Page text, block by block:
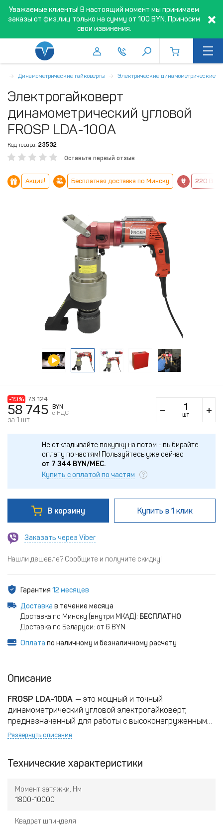
Уважаемые клиенты! В настоящий момент мы принимаем
заказы от физ.лиц только на сумму от 100 BYN. Приносим
свои извинения.
Динамометрические гайковерты Электрические динамометрические
Электрогайковерт
динамометрический угловой
FROSP LDA-100A
Код товара: 23532
Оставьте первый отзыв
Акция! Бесплатная доставка по Минску 220 В
-19% 73 124
58 745
BYN
c НДС
за 1 шт.
шт
Не откладывайте покупку на потом - выбирайте
оплату по частям! Пользуйтесь уже сейчас
от 7 344 BYN/МЕС.
Купить с оплатой по частям
В корзину Купить в 1 клик
Заказать через Viber
Нашли дешевле? Сообщите и получите скидку!
Гарантия 12 месяцев
Доставка в течение месяца
Доставка по Минску (внутри МКАД): БЕСПЛАТНО
Доставка по Беларуси: от 6 BYN
Оплата по наличному и безналичному расчету
Описание
FROSP LDA-100A — это мощный и точный
динамометрический угловой электрогайковёрт,
предназначенный для работы с высоконагруженными
соединениями. С диапазоном крутящего момента от
и двухскоростной режим позволяет адаптировать
или демонтаж. Этот гайковёрт гарантирует
долгосрочную эксплуатацию даже при интенсивной
Развернуть описание
Технические характеристики
Момент затяжки, Нм
1800-10000
Квадрат шпинделя